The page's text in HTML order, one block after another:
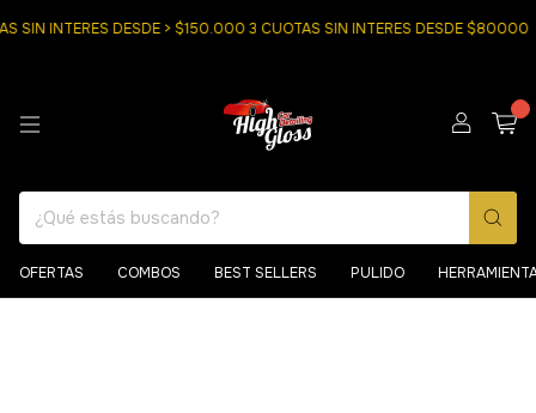
INTERES DESDE > $150.000 3 CUOTAS SIN INTERES DESDE $80000
OFERTAS COMBOS BEST SELLERS PULIDO